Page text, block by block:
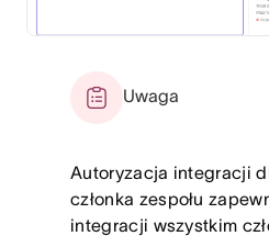
Uwaga
Autoryzacja integracji
członka zespołu
integracji wszystkim